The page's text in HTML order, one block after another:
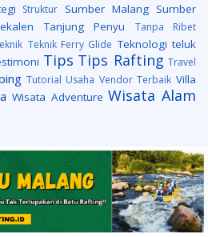
Struktur Sumber Malang Sumber
Tanjung Penyu
Tanpa Ribet
Teknik Ferry Glide Teknologi teluk
Tips Tips Rafting Travel
Tutorial Usaha Vendor Terbaik Villa
Wisata Adventure Wisata Alam